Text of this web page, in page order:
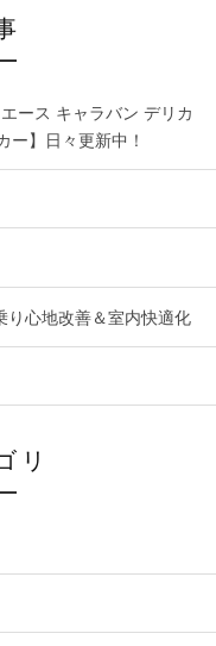
ース キャラバン デリカ
ー】日々更新中！
心地改善＆室内快適化
リ